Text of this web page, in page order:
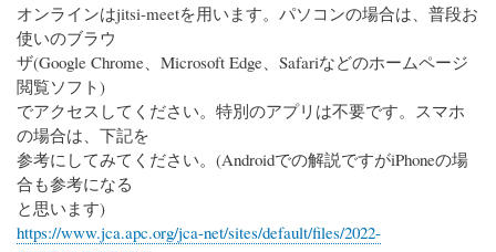
オンラインはjitsi-meetを用います。パソコンの場合は、普段お
使いのブラウ
ザ(Google Chrome、Microsoft Edge、Safariなどのホームページ
閲覧ソフト)
でアクセスしてください。特別のアプリは不要です。スマホ
の場合は、下記を
参考にしてみてください。(Androidでの解説ですがiPhoneの場
合も参考になる
と思います)
https://www.jca.apc.org/jca-net/sites/default/files/2022-